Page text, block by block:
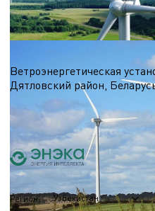
Nэл.
3,3 МВт
Ветроэнергетическая
Дятловский район,
1,0 МВт
Регион Узбекистан